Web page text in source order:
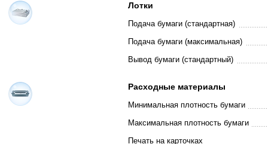
Лотки
Подача бумаги (стандартная)
Подача бумаги (максимальная)
Вывод бумаги (стандартный)
Расходные материалы
Минимальная плотность бумаги
Максимальная плотность бумаги
Печать на карточках